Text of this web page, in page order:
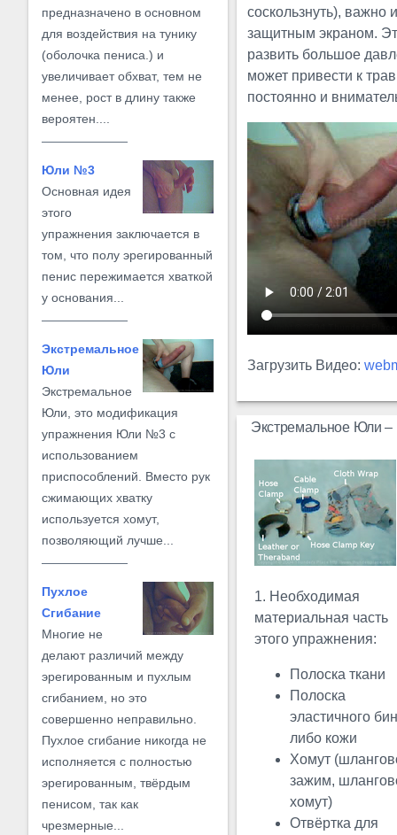
предназначено в основном
для воздействия на тунику
(оболочка пениса.) и
увеличивает обхват, тем не
менее, рост в длину также
вероятен....
Юли №3
Основная идея
этого
упражнения заключается в
том, что полу эрегированный
пенис пережимается хваткой
у основания...
Экстремальное
Юли
Экстремальное
Юли, это модификация
упражнения Юли №3 с
использованием
приспособлений. Вместо рук
сжимающих хватку
используется хомут,
позволяющий лучше...
Пухлое
Сгибание
Многие не
делают различий между
эрегированным и пухлым
сгибанием, но это
совершенно неправильно.
Пухлое сгибание никогда не
исполняется с полностью
эрегированным, твёрдым
пенисом, так как
чрезмерные...
соскользнуть), важно
защитным экраном.
развить большое
может привести к
постоянно и
Загрузить Видео:
Экстремальное Юли
1. Необходимая
материальная часть
этого упражнения:
Полоска ткани
Полоска
эластичного
либо кожи
Хомут
зажим,
хомут)
Отвёртка для